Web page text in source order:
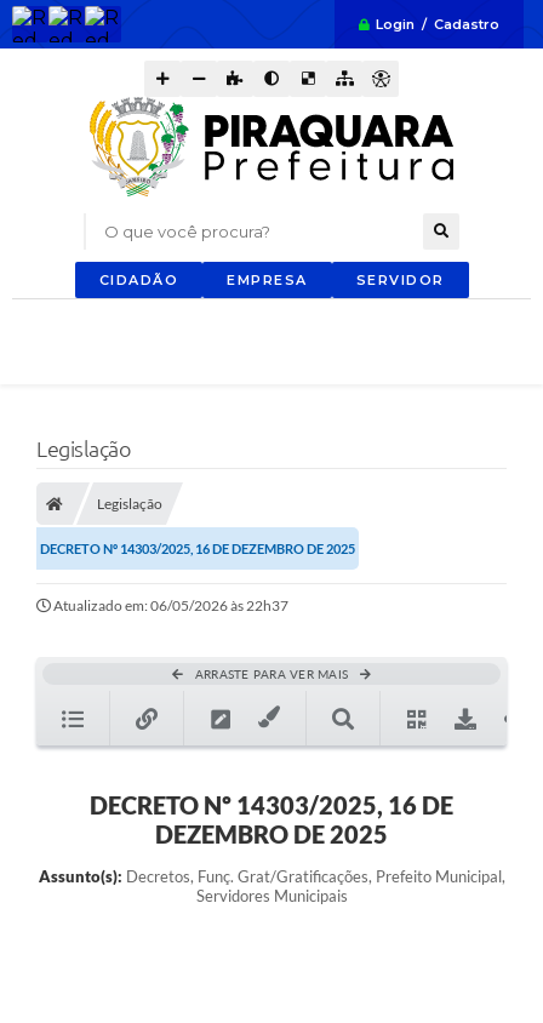
Login / Cadastro
O que você procura?
CIDADÃO EMPRESA SERVIDOR
Legislação
Legislação
DECRETO Nº 14303/2025, 16 DE DEZEMBRO DE 2025
Atualizado em: 06/05/2026 às 22h37
ARRASTE PARA VER MAIS
DECRETO Nº 14303/2025, 16 DE
DEZEMBRO DE 2025
Assunto(s): Decretos, Funç. Grat/Gratificações, Prefeito Municipal,
Servidores Municipais